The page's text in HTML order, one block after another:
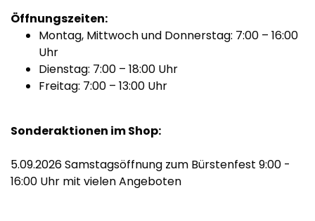
Öffnungszeiten:
Montag, Mittwoch und Donnerstag: 7:00 – 16:00
Uhr
Dienstag: 7:00 – 18:00 Uhr
Freitag: 7:00 – 13:00 Uhr
Sonderaktionen im Shop:
5.09.2026 Samstagsöffnung zum Bürstenfest 9:00 -
16:00 Uhr mit vielen Angeboten